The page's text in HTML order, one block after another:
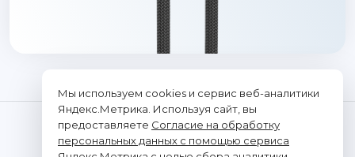
Мы используем cookies и сервис веб-аналитики
Яндекс.Метрика. Используя сайт, вы
предоставляете Согласие на обработку
персональных данных с помощью сервиса